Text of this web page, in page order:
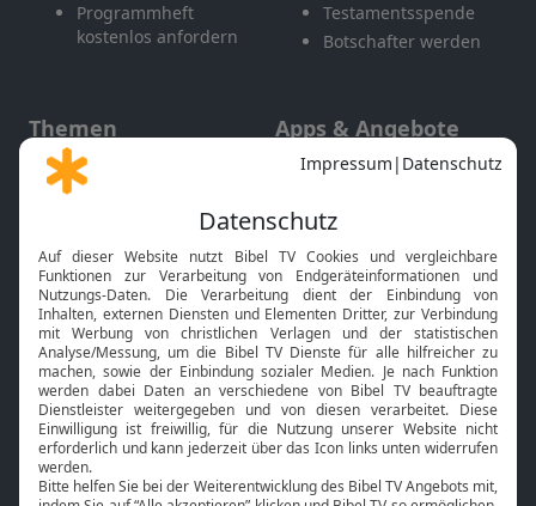
Programmheft
kostenlos anfordern
Testamentsspende
Botschafter werden
Themen
Gott und Bibel erklärt
Neuigkeiten
Apps & Angebote
Mobile App
Smart TV
HbbTV
Bibelthek Online-Bibel
Nächster Gottesdienst
Bibel TV
Über uns
Service
Kontakt